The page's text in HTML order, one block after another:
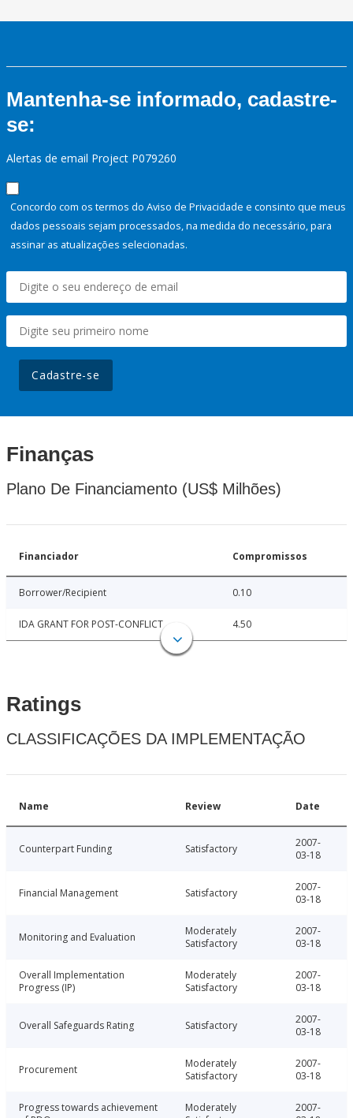
Mantenha-se informado, cadastre-
se:
Alertas de email Project P079260
Concordo com os termos do Aviso de Privacidade e consinto que meus
dados pessoais sejam processados, na medida do necessário, para
assinar as atualizações selecionadas.
Cadastre-se
Finanças
Plano De Financiamento (US$ Milhões)
Financiador Compromissos
Borrower/Recipient 0.10
IDA GRANT FOR POST-CONFLICT 4.50
Ratings
CLASSIFICAÇÕES DA IMPLEMENTAÇÃO
Name Review Date
Counterpart Funding Satisfactory
2007-
03-18
Financial Management Satisfactory
2007-
03-18
Monitoring and Evaluation
Moderately
Satisfactory
2007-
03-18
Overall Implementation
Progress (IP)
Moderately
Satisfactory
2007-
03-18
Overall Safeguards Rating Satisfactory
2007-
03-18
Procurement
Moderately
Satisfactory
2007-
03-18
Progress towards achievement
Moderately
2007-